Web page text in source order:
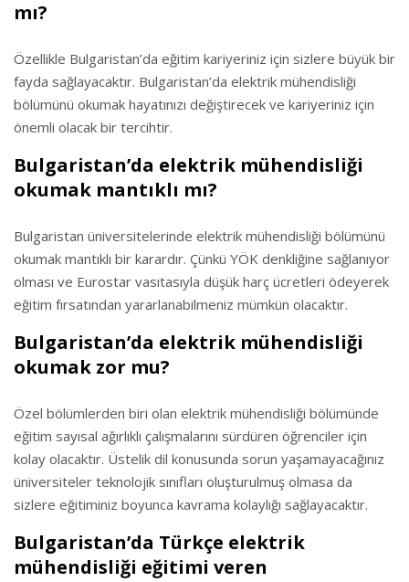
mı?
Özellikle Bulgaristan’da eğitim kariyeriniz için sizlere büyük bir
fayda sağlayacaktır. Bulgaristan’da elektrik mühendisliği
bölümünü okumak hayatınızı değiştirecek ve kariyeriniz için
önemli olacak bir tercihtir.
Bulgaristan’da elektrik mühendisliği
okumak mantıklı mı?
Bulgaristan üniversitelerinde elektrik mühendisliği bölümünü
okumak mantıklı bir karardır. Çünkü YÖK denkliğine sağlanıyor
olması ve Eurostar vasıtasıyla düşük harç ücretleri ödeyerek
eğitim fırsatından yararlanabilmeniz mümkün olacaktır.
Bulgaristan’da elektrik mühendisliği
okumak zor mu?
Özel bölümlerden biri olan elektrik mühendisliği bölümünde
eğitim sayısal ağırlıklı çalışmalarını sürdüren öğrenciler için
kolay olacaktır. Üstelik dil konusunda sorun yaşamayacağınız
üniversiteler teknolojik sınıfları oluşturulmuş olmasa da
sizlere eğitiminiz boyunca kavrama kolaylığı sağlayacaktır.
Bulgaristan’da Türkçe elektrik
mühendisliği eğitimi veren